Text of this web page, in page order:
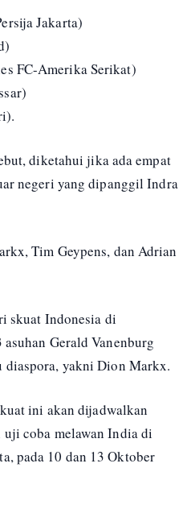
Jakarta)
FC-Amerika Serikat)
diketahui jika ada empat
negeri yang dipanggil Indra
Tim Geypens, dan Adrian
skuat Indonesia di
Gerald Vanenburg
diaspora, yakni Dion Markx.
ini akan dijadwalkan
coba melawan India di
pada 10 dan 13 Oktober